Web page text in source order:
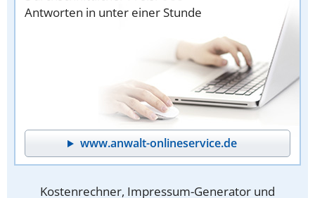
Antworten in unter einer Stunde
www.anwalt-onlineservice.de
Kostenrechner, Impressum-Generator und